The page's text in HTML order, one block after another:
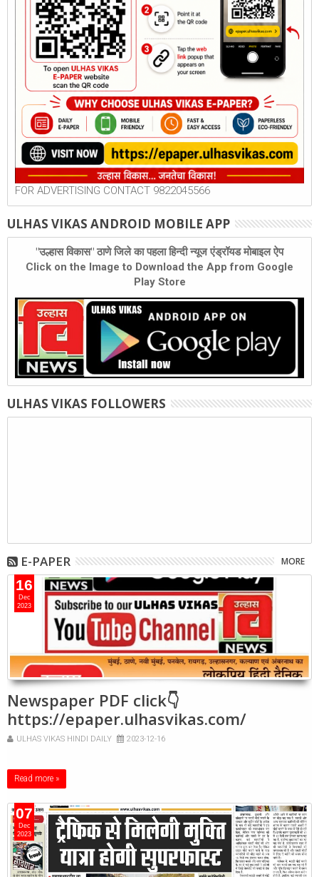
FOR ADVERTISING CONTACT 9822045566
ULHAS VIKAS ANDROID MOBILE APP
"उल्हास विकास" ठाणे जिले का पहला हिन्दी न्यूज एंड्रॉयड मोबाइल ऐप
Click on the Image to Download the App from Google
Play Store
ULHAS VIKAS FOLLOWERS
E-PAPER MORE
16
Dec
2023
Newspaper PDF click👇
https://epaper.ulhasvikas.com/
ULHAS VIKAS HINDI DAILY 2023-12-16
Read more »
07
Dec
2023